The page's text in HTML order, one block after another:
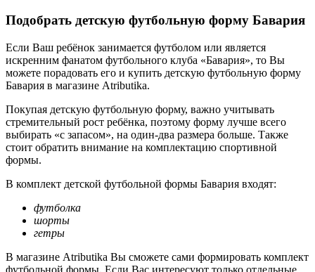
Подобрать детскую футбольную форму Бавария
Если Ваш ребёнок занимается футболом или является
искренним фанатом футбольного клуба «Бавария», то Вы
можете порадовать его и купить детскую футбольную форму
Бавария в магазине Аtributika.
Покупая детскую футбольную форму, важно учитывать
стремительный рост ребёнка, поэтому форму лучше всего
выбирать «с запасом», на один-два размера больше. Также
стоит обратить внимание на комплектацию спортивной
формы.
В комплект детской футбольной формы Бавария входят:
футболка
шорты
гетры
В магазине Аtributika Вы сможете сами формировать комплект
футбольной формы. Если Вас интересуют только отдельные